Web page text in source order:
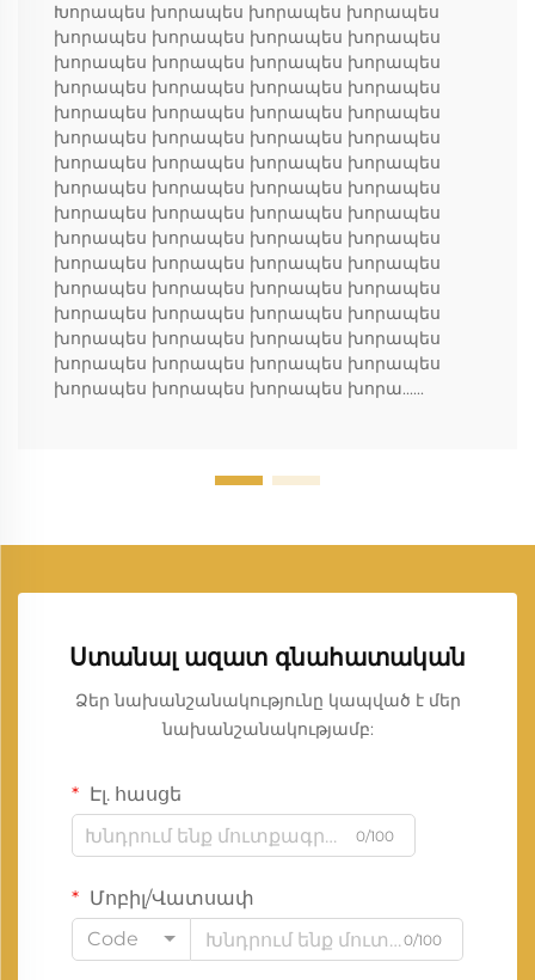
Խորապես խորապես խորապես խորապես
խորապես խորապես խորապես խորապես
խորապես խորապես խորապես խորապես
խորապես խորապես խորապես խորապես
խորապես խորապես խորապես խորապես
խորապես խորապես խորապես խորապես
խորապես խորապես խորապես խորապես
խորապես խորապես խորապես խորապես
խորապես խորապես խորապես խորապես
խորապես խորապես խորապես խորապես
խորապես խորապես խորապես խորապես
խորապես խորապես խորապես խորապես
խորապես խորապես խորապես խորապես
խորապես խորապես խորապես խորապես
խորապես խորապես խորապես խորապես
խորապես խորապես խորապես խորա......
Ստանալ ազատ գնահատական
Ձեր նախանշանակությունը կապված է մեր
նախանշանակությամբ:
Էլ. հասցե
0/100
Մոբիլ/Վատսափ
Code
0/100